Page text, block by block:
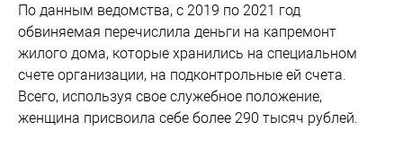
По данным ведомства, с 2019 по 2021 год
обвиняемая перечислила деньги на капремонт
жилого дома, которые хранились на специальном
счете организации, на подконтрольные ей счета.
Всего, используя свое служебное положение,
женщина присвоила себе более 290 тысяч рублей.